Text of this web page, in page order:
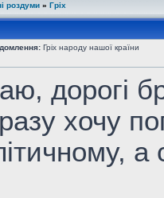
роздуми » Гріх
Гріх народу нашої країни
дорогі
хочу